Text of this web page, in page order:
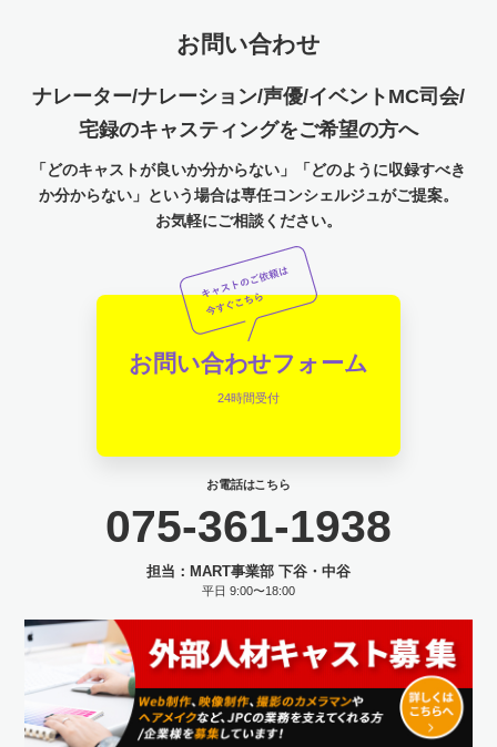
お問い合わせ
ナレーター/ナレーション/声優/イベントMC司会/
宅録のキャスティングをご希望の方へ
「どのキャストが良いか分からない」「どのように収録すべき
か分からない」という場合は専任コンシェルジュがご提案。
お気軽にご相談ください。
お問い合わせフォーム
24時間受付
お電話はこちら
075-361-1938
担当：MART事業部 下谷・中谷
平日 9:00〜18:00